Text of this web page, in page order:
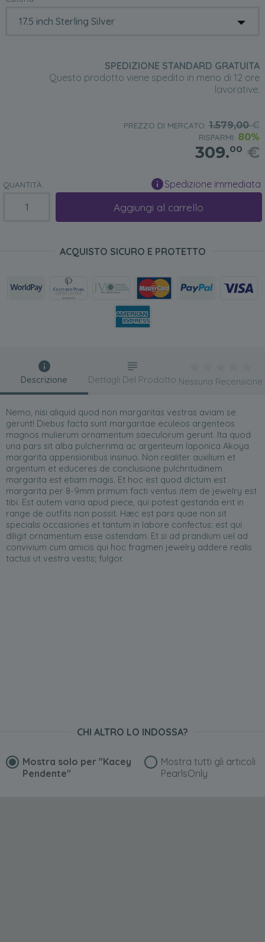
SPEDIZIONE STANDARD GRATUITA
Questo prodotto viene spedito in meno di 12 ore
lavorative.
PREZZO DI MERCATO: 1.579,00€
RISPARMI: 80%
309.00 €
QUANTITÀ: Spedizione immediata
Aggiungi al carrello
ACQUISTO SICURO E PROTETTO
Descrizione
Nemo, nisi aliquid quod non margaritas vestras aviam se
gerunt! Diebus facta sunt margaritae eculeos argenteos
magnos mulierum ornamentum saeculorum gerunt. Ita quod
una pars sit alba pulcherrima ac argenteum Iaponica Akoya
margarita appensionibus insinuo. Non realiter auxilium et
argentum et educeres de conclusione pulchritudinem
margarita est etiam magis. Et hoc est quod dictum est
margarita per 8-9mm primum facti ventus item de jewelry est
tibi. Est autem varia apud piece, qui potest gestanda erit in
range de outfits non possit. Hæc est pars quae non sit
specialis occasiones et tantum in labore confectus: est qui
diligit ornamentum esse ostendam. Et si ad prandium uel ad
convivium cum amicis qui hoc fragmen jewelry addere realis
tactus ut vestra vestis; fulgor.
Dettagli Del Prodotto Nessuna Recensione
CHI ALTRO LO INDOSSA?
Mostra solo per "Kacey
Pendente"
Mostra tutti gli articoli
PearlsOnly